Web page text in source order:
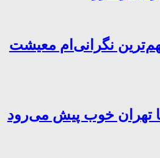
نگرانی‌ام معیشت
تهران خوب پیش می‌رود